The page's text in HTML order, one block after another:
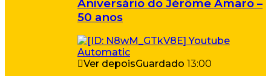
Aniversário do Jérôme Amaro –
50 anos
Ver depoisGuardado 13:00